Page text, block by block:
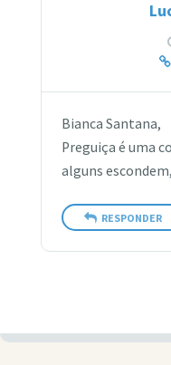
Bianca Santana,
Preguiça é uma
alguns
RESPONDER